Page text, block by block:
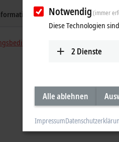
Notwendig(immer
Diese Technologien
2 Dienste
Alle ablehnen
Impressum